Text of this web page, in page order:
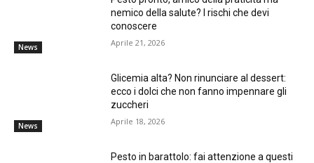
News
nemico della salute? I rischi che devi
conoscere
Aprile 21, 2026
News
Glicemia alta? Non rinunciare al dessert:
ecco i dolci che non fanno impennare gli
zuccheri
Aprile 18, 2026
Pesto in barattolo: fai attenzione a questi